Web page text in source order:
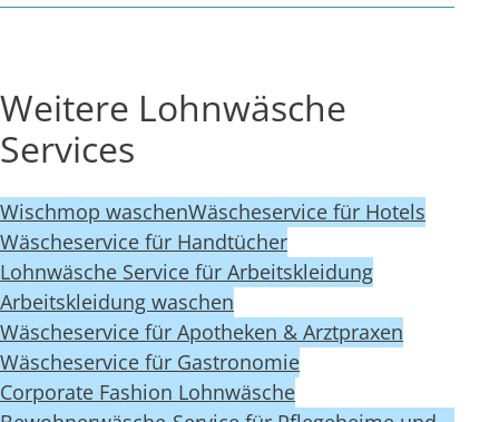
Weitere Lohnwäsche
Services
Wischmop waschenWäscheservice für Hotels
Wäscheservice für Handtücher
Lohnwäsche Service für Arbeitskleidung
Arbeitskleidung waschen
Wäscheservice für Apotheken & Arztpraxen
Wäscheservice für Gastronomie
Corporate Fashion Lohnwäsche